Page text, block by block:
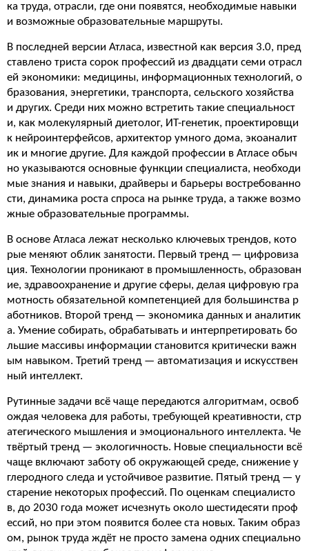
ка труда, отрасли, где они появятся, необходимые навыки
и возможные образовательные маршруты.
В последней версии Атласа, известной как версия 3.0, пред
ставлено триста сорок профессий из двадцати семи отрасл
ей экономики: медицины, информационных технологий, о
бразования, энергетики, транспорта, сельского хозяйства
и других. Среди них можно встретить такие специальност
и, как молекулярный диетолог, ИТ-генетик, проектировщи
к нейроинтерфейсов, архитектор умного дома, экоаналит
ик и многие другие. Для каждой профессии в Атласе обыч
но указываются основные функции специалиста, необходи
мые знания и навыки, драйверы и барьеры востребованно
сти, динамика роста спроса на рынке труда, а также возмо
жные образовательные программы.
В основе Атласа лежат несколько ключевых трендов, кото
рые меняют облик занятости. Первый тренд — цифровиза
ция. Технологии проникают в промышленность, образован
ие, здравоохранение и другие сферы, делая цифровую гра
мотность обязательной компетенцией для большинства р
аботников. Второй тренд — экономика данных и аналитик
а. Умение собирать, обрабатывать и интерпретировать бо
льшие массивы информации становится критически важн
ым навыком. Третий тренд — автоматизация и искусствен
ный интеллект.
Рутинные задачи всё чаще передаются алгоритмам, освоб
ождая человека для работы, требующей креативности, стр
атегического мышления и эмоционального интеллекта. Че
твёртый тренд — экологичность. Новые специальности всё
чаще включают заботу об окружающей среде, снижение у
глеродного следа и устойчивое развитие. Пятый тренд — у
старение некоторых профессий. По оценкам специалисто
в, до 2030 года может исчезнуть около шестидесяти проф
ессий, но при этом появится более ста новых. Таким образ
ом, рынок труда ждёт не просто замена одних специально